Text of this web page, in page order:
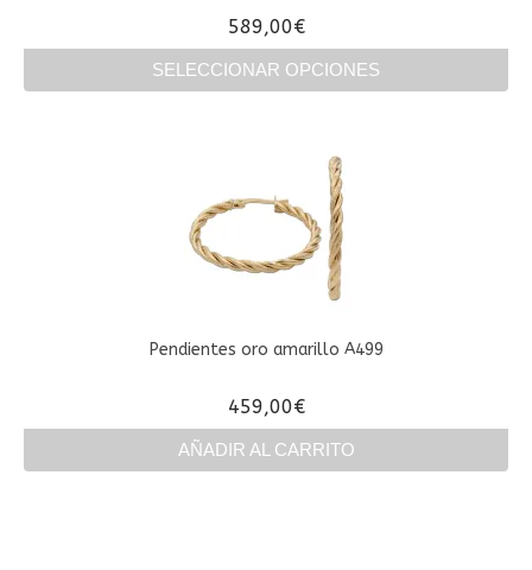
589,00€
SELECCIONAR OPCIONES
múltiples
variantes.
Las
opciones
se
de
producto
Pendientes oro amarillo A499
459,00€
AÑADIR AL CARRITO